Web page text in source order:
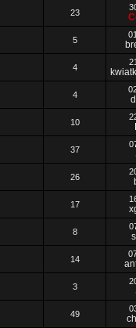
23
5
4
4
10
37
26
17
8
14
3
49